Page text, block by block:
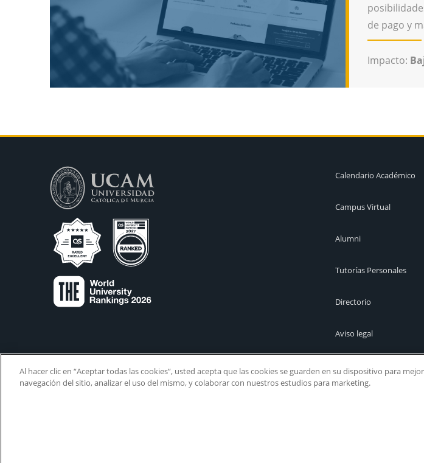
de pago y
Impacto:
Calendario Académico
Campus Virtual
Alumni
Tutorías Personales
Directorio
Aviso legal
Al hacer clic en “Aceptar todas las cookies”, usted acepta que las cookies se guarden en su dispositivo para
navegación del sitio, analizar el uso del mismo, y colaborar con nuestros estudios para marketing.